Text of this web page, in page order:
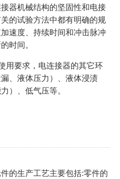
器机械结构的坚固性和电接
的试验方法中都有明确的规
速度、持续时间和冲击脉冲
时间。
要求，电连接器的其它环
、液体压力）、液体浸渍
）、低气压等。
的生产工艺主要包括:零件的